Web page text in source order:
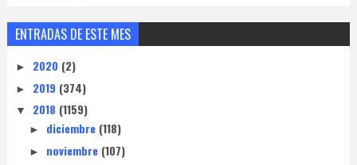
ENTRADAS DE ESTE MES
► 2020 (2)
► 2019 (374)
▼ 2018 (1159)
► diciembre (118)
► noviembre (107)